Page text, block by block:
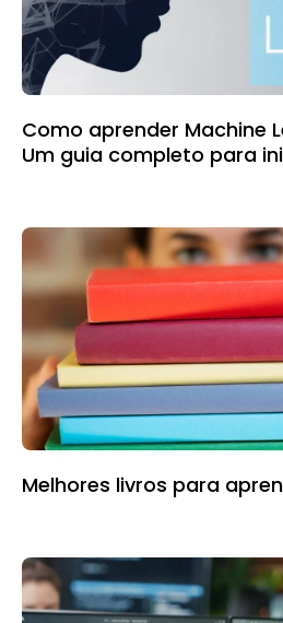
Como aprender Machine
Um guia completo para
Melhores livros para